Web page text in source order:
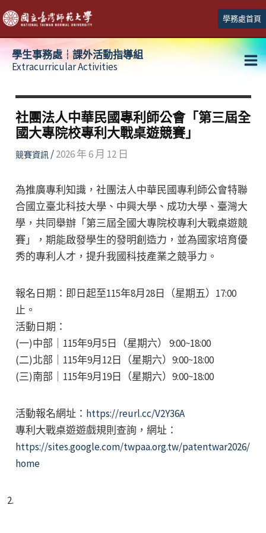
跳
至
主
學務處首頁
學生事務處┆課外活動指導組
Extracurricular Activities
社團法人中華民國專利師公會「第三屆全
國大專院校專利大戰桌遊競賽」
競賽資訊/2026 年 6 月 12 日
為推廣專利知識，社團法人中華民國專利師公會特聯
合國立臺北科技大學、中興大學、成功大學、臺灣大
學，共同舉辦「第三屆全國大專院校專利大戰桌遊競
賽」，期能啟發學生的發明創造力，並為國家培育優
秀的專利人才，提升我國科技產業之競爭力。
報名日期：即日起至115年8月28日（星期五）17:00
止。
活動日期：
(一)中部｜115年9月5日（星期六） 9:00~18:00
(二)北部｜115年9月12日（星期六）9:00~18:00
(三)南部｜115年9月19日（星期六）9:00~18:00
活動報名網址： https://reurl.cc/V2Y36A
專利大戰桌遊遊戲規則查詢，網址：
https://sites.google.com/twpaa.org.tw/patentwar2026/
home